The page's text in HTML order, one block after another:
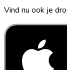
Vind nu ook je